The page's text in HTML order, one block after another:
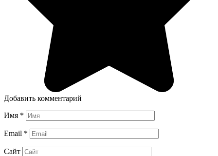
Добавить комментарий
Имя *
Email *
Сайт